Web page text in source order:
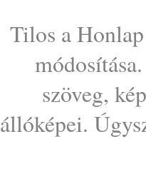
Tilos a
szöveg,
állóképei.